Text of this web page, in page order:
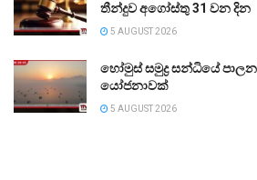
තීන්දුව අගෝස්තු 31 වන දින
5 AUGUST 2026
හෝමුස් සමුද්‍ර සන්ධියේ
යෝජනාවක්
5 AUGUST 2026